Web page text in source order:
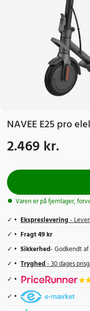
NAVEE E25 pro
Pris :2.469 kr.
2.469 kr.
Varen er på fjernlager,
Ekspreslevering-
Fragt 49 kr
Sikkerhed- Godkendt
Tryghed- 30 dages